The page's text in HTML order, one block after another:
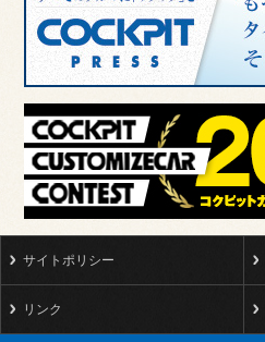
サイトポリシー
リンク